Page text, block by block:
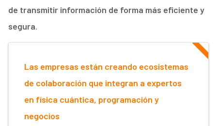
de transmitir información de forma más eficiente y
segura.
Las empresas están creando ecosistemas
de colaboración que integran a expertos
en física cuántica, programación y
negocios